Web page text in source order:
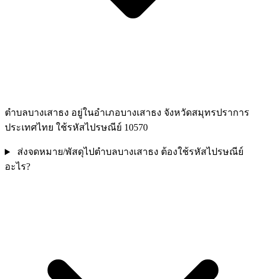
ตำบลบางเสาธง อยู่ในอำเภอบางเสาธง จังหวัดสมุทรปราการ
ประเทศไทย ใช้รหัสไปรษณีย์ 10570
ส่งจดหมาย/พัสดุไปตำบลบางเสาธง ต้องใช้รหัสไปรษณีย์
อะไร?